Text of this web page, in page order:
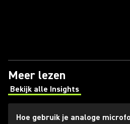
Meer lezen
Bekijk alle Insights
(Opens in a new tab)
Hoe gebruik je analoge